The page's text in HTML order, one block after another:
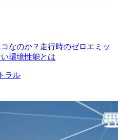
なのか？走行時のゼロエミッ
環境性能とは
ラル